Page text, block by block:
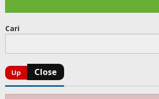
Cari